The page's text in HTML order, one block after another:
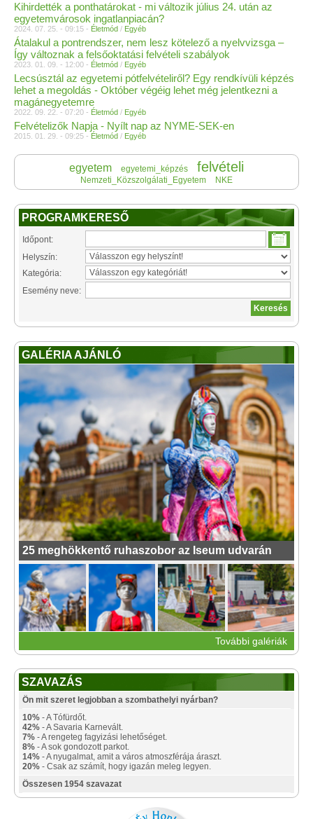
Kihirdették a ponthatárokat - mi változik július 24. után az
egyetemvárosok ingatlanpiacán?
2024. 07. 25. - 09:15 - Életmód / Egyéb
Átalakul a pontrendszer, nem lesz kötelező a nyelvvizsga –
Így változnak a felsőoktatási felvételi szabályok
2023. 01. 09. - 12:00 - Életmód / Egyéb
Lecsúsztál az egyetemi pótfelvételiről? Egy rendkívüli képzés
lehet a megoldás - Október végéig lehet még jelentkezni a
magánegyetemre
2022. 09. 22. - 07:20 - Életmód / Egyéb
Felvételizők Napja - Nyílt nap az NYME-SEK-en
2015. 01. 29. - 09:25 - Életmód / Egyéb
egyetem egyetemi_képzés felvételi
Nemzeti_Közszolgálati_Egyetem NKE
PROGRAMKERESŐ
Időpont:
Helyszín:
Kategória:
Esemény neve:
GALÉRIA AJÁNLÓ
25 meghökkentő ruhaszobor az Iseum udvarán
További galériák
SZAVAZÁS
Ön mit szeret legjobban a szombathelyi nyárban?
10% - A Tófürdőt.
42% - A Savaria Karnevált.
7% - A rengeteg fagyizási lehetőséget.
8% - A sok gondozott parkot.
14% - A nyugalmat, amit a város atmoszférája áraszt.
20% - Csak az számít, hogy igazán meleg legyen.
Összesen 1954 szavazat